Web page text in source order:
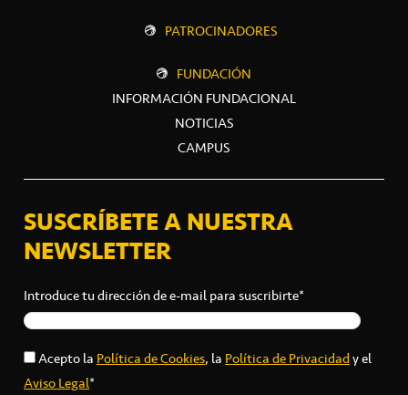
PATROCINADORES
FUNDACIÓN
INFORMACIÓN FUNDACIONAL
NOTICIAS
CAMPUS
SUSCRÍBETE A NUESTRA
NEWSLETTER
Introduce tu dirección de e-mail para suscribirte*
Acepto laPolítica de Cookies, laPolítica de Privacidady el
Aviso Legal*